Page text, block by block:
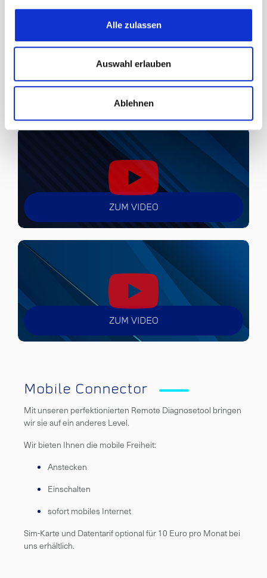
Alle zulassen
Auswahl erlauben
Ablehnen
ZUM VIDEO
ZUM VIDEO
Mobile Connector
Mit unseren perfektionierten Remote Diagnosetool bringen
wir sie auf ein anderes Level.
Wir bieten Ihnen die mobile Freiheit:
Anstecken
Einschalten
sofort mobiles Internet
Sim-Karte und Datentarif optional für 10 Euro pro Monat bei
uns erhältlich.